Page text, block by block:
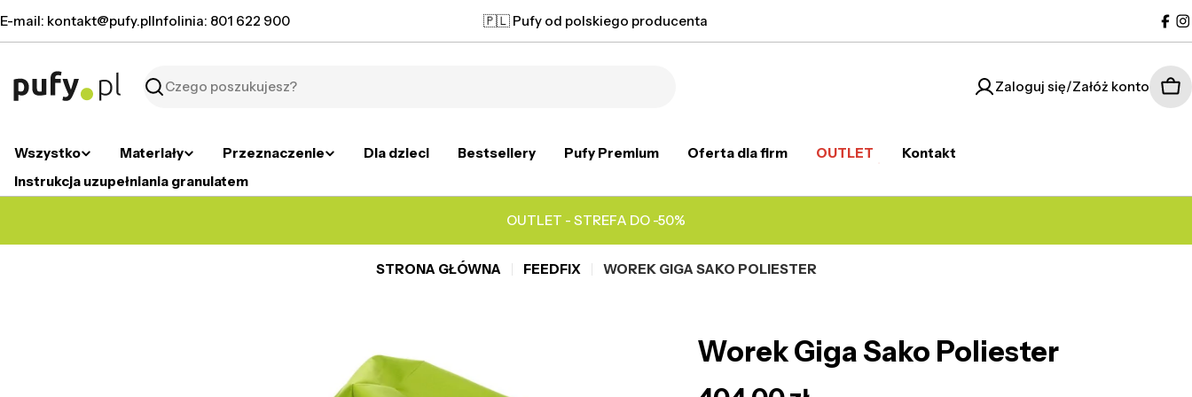
do
E-mail: kontakt@pufy.plInfolinia: 801 622 900 🇵🇱 Pufy od polskiego producenta
Szukaj
Zaloguj się/Załóż konto
Wszystko Materiały Przeznaczenie Dla dzieci Bestsellery Pufy Premium Oferta dla firm OUTLET
Kontakt
Instrukcja uzupełniania granulatem
OUTLET - STREFA DO -50%
STRONA GŁÓWNA FEEDFIX WOREK GIGA SAKO POLIESTER
Worek Giga Sako Poliester